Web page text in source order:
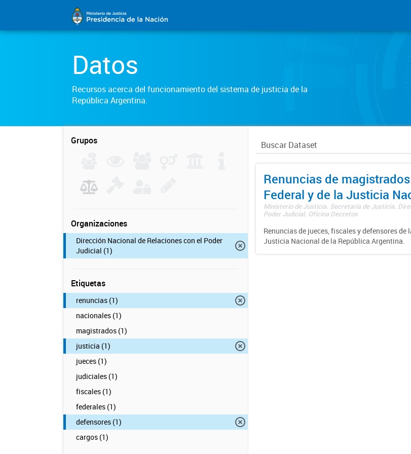
Datos
Recursos acerca del funcionamiento del sistema de justicia de la
República Argentina.
Grupos
Organizaciones
Dirección Nacional de Relaciones con el Poder
Judicial (1)
Etiquetas
renuncias (1)
nacionales (1)
magistrados (1)
justicia (1)
jueces (1)
judiciales (1)
fiscales (1)
federales (1)
defensores (1)
cargos (1)
Renuncias de
Federal y de la Justicia
Ministerio de Justicia. Secretaría de Justicia.
Poder Judicial. Oficina Decretos
Renuncias de jueces, fiscales y defensores de
Justicia Nacional de la República Argentina.